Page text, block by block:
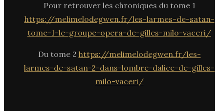
Pour retrouver les chroniques du tome 1
https://melimelodegwen.fr/les-larmes-de-satan-
tome-1-le-groupe-opera-de-gilles-milo-vaceri/
Du tome 2 https://melimelodegwen.fr/les-
larmes-de-satan-2-dans-lombre-dalice-de-gilles-
milo-vaceri/